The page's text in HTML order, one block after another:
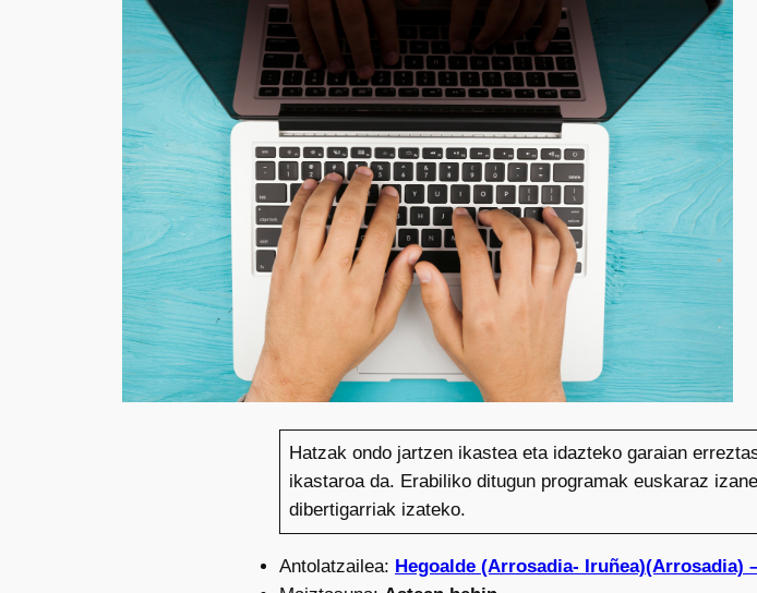
Hatzak ondo jartzen ikastea eta idazteko garaian
ikastaroa da. Erabiliko ditugun programak euskaraz
dibertigarriak izateko.
Antolatzailea: Hegoalde (Arrosadia- Iruñea)(Arrosadia)